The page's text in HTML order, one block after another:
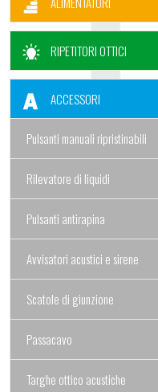
RIPETITORI OTTICI
ACCESSORI
Pulsanti manuali ripristinabili
Rilevatore di liquidi
Pulsanti antirapina
Avvisatori acustici e sirene
Scatole di giunzione
Passacavo
Targhe ottico acustiche